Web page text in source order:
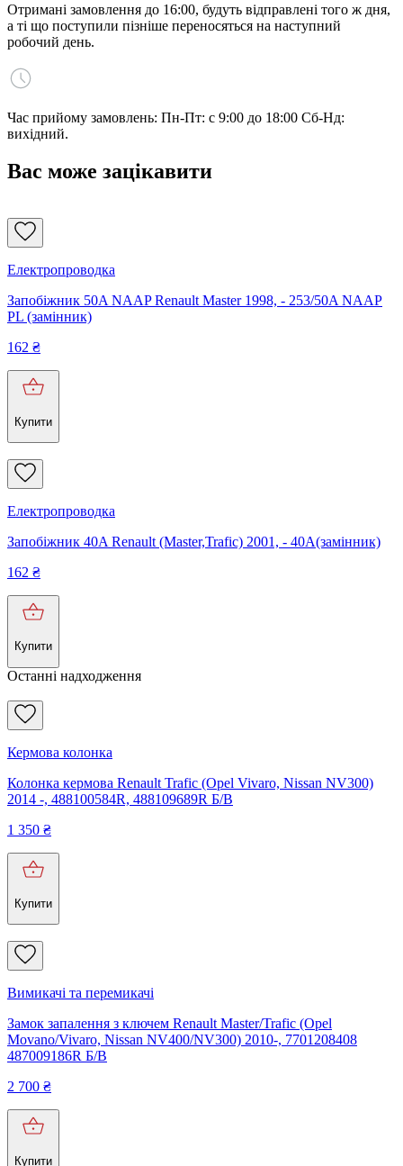
Отримані замовлення до 16:00, будуть відправлені того ж дня,
а ті що поступили пізніше переносяться на наступний
робочий день.
Час прийому замовлень: Пн-Пт: с 9:00 до 18:00 Сб-Нд:
вихідний.
Вас може зацікавити
Електропроводка
Запобіжник 50A NAAP Renault Master 1998, - 253/50A NAAP
PL (замінник)
162 ₴
Купити
Електропроводка
Запобіжник 40A Renault (Master,Trafic) 2001, - 40A(замінник)
162 ₴
Купити
Останні надходження
Кермова колонка
Колонка кермова Renault Trafic (Opel Vivaro, Nissan NV300)
2014 -, 488100584R, 488109689R Б/В
1 350 ₴
Купити
Вимикачі та перемикачі
Замок запалення з ключем Renault Master/Trafic (Opel
Movano/Vivaro, Nissan NV400/NV300) 2010-, 7701208408
487009186R Б/В
2 700 ₴
Купити